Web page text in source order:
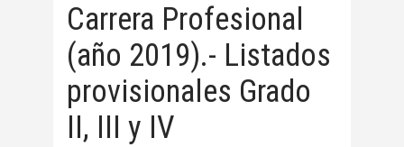
Carrera Profesional
(año 2019).- Listados
provisionales Grado
II, III y IV